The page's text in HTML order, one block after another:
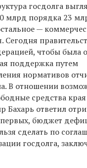
госдолга
млрд порядка 23
—
Сегодня
чтобы была
поддержка путем
нормативов
В отношении
средства
Бахарь ответил
бюджет
сделать по
госдолга,